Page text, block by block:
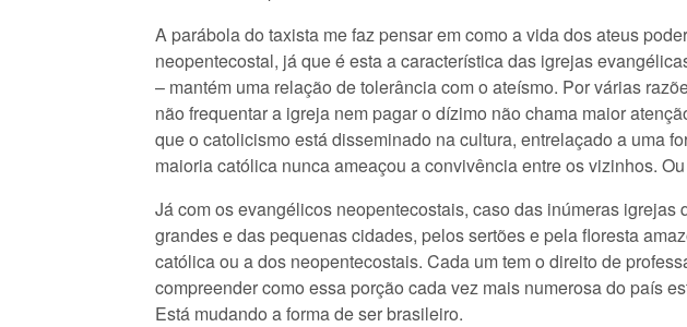
A parábola do taxista me faz pensar em como a vida dos ateus
neopentecostal, já que é esta a característica das igrejas
– mantém uma relação de tolerância com o ateísmo. Por várias
não frequentar a igreja nem pagar o dízimo não chama maior
que o catolicismo está disseminado na cultura, entrelaçado a uma
maioria católica nunca ameaçou a convivência entre os vizinhos.
Já com os evangélicos neopentecostais, caso das inúmeras
grandes e das pequenas cidades, pelos sertões e pela floresta
católica ou a dos neopentecostais. Cada um tem o direito de
compreender como essa porção cada vez mais numerosa do país
Está mudando a forma de ser brasileiro.